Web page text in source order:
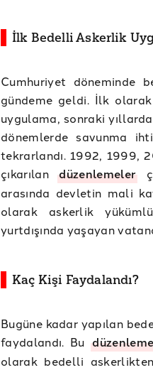
İlk Bedelli Askerlik
Cumhuriyet döneminde
gündeme geldi. İlk olarak
uygulama, sonraki
dönemlerde savunma
tekrarlandı. 1992, 1999,
çıkarılandüzenlemeler
arasında devletin mali
olarak askerlik
yurtdışında yaşayan
Kaç Kişi Faydalandı?
Bugüne kadar yapılan
faydalandı. Bu
olarak bedelli